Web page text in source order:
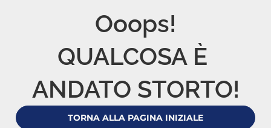
Ooops!
QUALCOSA È
ANDATO STORTO!
TORNA ALLA PAGINA INIZIALE